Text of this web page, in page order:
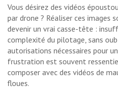
Vous désirez des vidéos
par drone ? Réaliser ces images
devenir un vrai casse-tête :
complexité du pilotage, sans
autorisations nécessaires pour
frustration est souvent
composer avec des vidéos de
floues.